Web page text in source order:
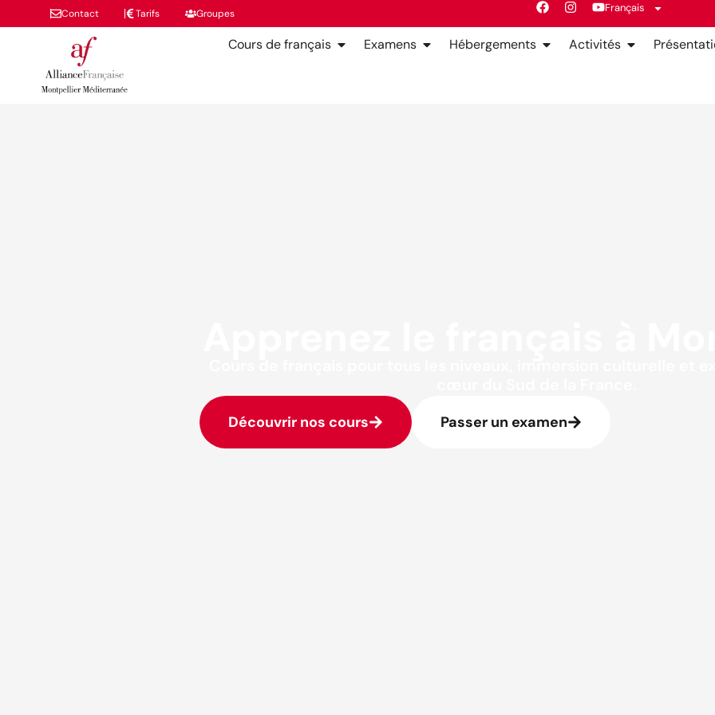
Contact Tarifs Groupes Français
Cours de français Examens Hébergements Activités
Découvrir nos cours Passer un examen